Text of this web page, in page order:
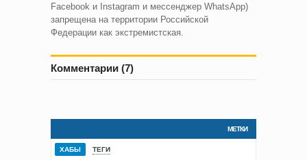
Facebook и Instagram и мессенджер WhatsApp)
запрещена на территории Российской
Федерации как экстремистская.
Комментарии (7)
МЕТКИ
ХАБЫ ТЕГИ